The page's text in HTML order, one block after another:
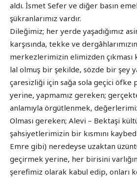
aldı. İsmet Sefer ve diğer basın
şükranlarımız vardır.
Dileğimiz; her yerde yaşadığımız
karşısında, tekke ve
merkezlerimizin elimizden çıkması
lal olmuş bir şekilde, sözde bir şey
çaresizliği için sağa sola geçici öfke
yerine, yapmamız gereken;
anlamıyla örgütlenmek,
Olması gereken; Alevi – Bektaşi
şahsiyetlerimizin bir kısmını
Emre gibi) neredeyse uzaktan
geçirmek yerine, her birisini
şerefimiz olarak kabul edip, onları